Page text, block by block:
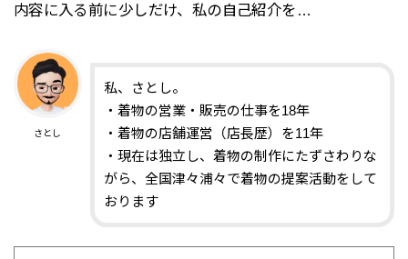
内容に入る前に少しだけ、私の自己紹介を…
さとし
私、さとし。
・着物の営業・販売の仕事を18年
・着物の店舗運営（店長歴）を11年
・現在は独立し、着物の制作にたずさわりな
がら、全国津々浦々で着物の提案活動をして
おります